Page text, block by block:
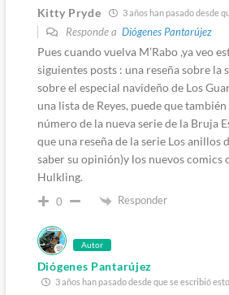
Kitty Pryde 3 años han pasado desde
Responde a Diógenes Pantarújez
Pues cuando vuelva M’Rabo ,ya veo
siguientes posts : una reseña sobre
sobre el especial navideño de Los
una lista de Reyes, puede que
número de la nueva serie de la Bruja
que una reseña de la serie Los anillos
saber su opinión)y los nuevos comics
Hulkling.
0 Responder
Autor
Diógenes Pantarújez
3 años han pasado desde que se escribió esto